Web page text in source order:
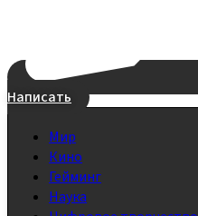
Написать
Мир
Кино
Гейминг
Наука